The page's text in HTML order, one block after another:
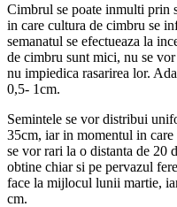
Cimbrul se poate inmulti prin
in care cultura de cimbru se
semanatul se efectueaza la
de cimbru sunt mici, nu se
nu impiedica rasarirea lor.
0,5- 1cm.
Semintele se vor distribui
35cm, iar in momentul in
se vor rari la o distanta de 20
obtine chiar si pe pervazul
face la mijlocul lunii martie,
cm.